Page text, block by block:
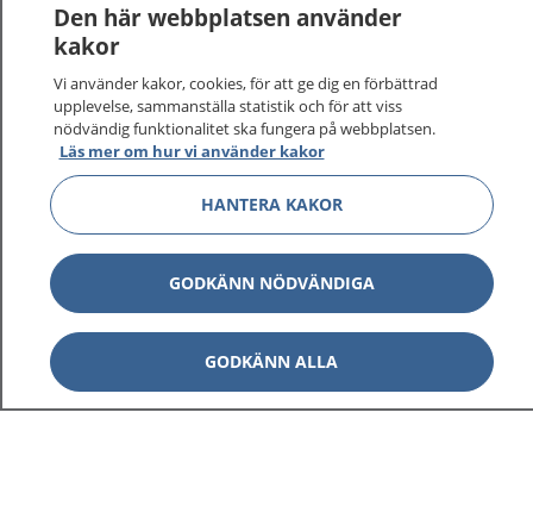
1177–tryggt om din hälsa och vård
På 1177.se får du råd om hälsa och information om
sjukdomar och vilka mottagningar du kan kontakta.
Logga in för att läsa din journal och göra dina
vårdärenden. Ring telefonnummer 1177 för
sjukvårdsrådgivning dygnet runt.
1177 ger dig råd när du vill må bättre.
Den här webbplatsen använder
kakor
Vi använder kakor, cookies, för att ge dig en förbättrad
upplevelse, sammanställa statistik och för att viss
nödvändig funktionalitet ska fungera på webbplatsen.
Läs mer om hur vi använder kakor
HANTERA KAKOR
GODKÄNN NÖDVÄNDIGA
GODKÄNN ALLA